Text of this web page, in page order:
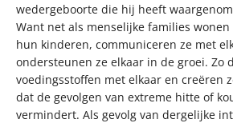
wedergeboorte die hij heeft
Want net als menselijke families
hun kinderen, communiceren ze met
ondersteunen ze elkaar in de groei. Zo
voedingsstoffen met elkaar en creëren
dat de gevolgen van extreme hitte of
vermindert. Als gevolg van dergelijke